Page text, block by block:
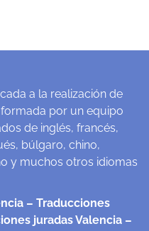
a la realización de
por un equipo
de inglés, francés,
búlgaro, chino,
y muchos otros idiomas
– Traducciones
juradas Valencia –